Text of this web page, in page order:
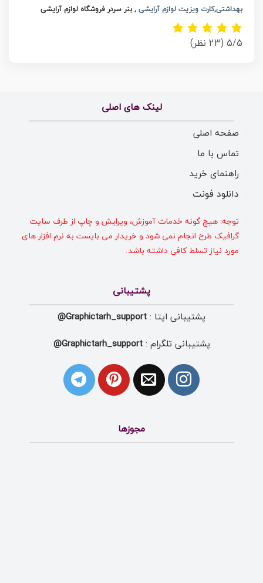
بهداشتی,کارت ویزیت لوازم آرایشی , بنر سردر فروشگاه لوازم آرایشی
5/5 (23 نظر)
لینک های اصلی
صفحه اصلی
تماس با ما
راهنمای خرید
دانلود فونت
توجه: هیچ گونه خدمات آموزش، ویرایش و چاپ از طرف سایت
گرافیک طرح انجام نمی شود و خریدار می بایست به نرم افزار های
مورد نیاز تسلط کافی داشته باشد.
پشتیبانی
پشتیبانی ایتا : Graphictarh_support@
پشتیبانی تلگرام :Graphictarh_support@
مجوزها